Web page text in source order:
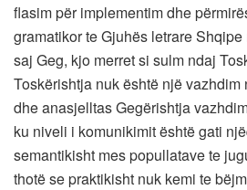
flasim për implementim dhe
gramatikor te Gjuhës letrare
saj Geg, kjo merret si sulm ndaj
Toskërishtja nuk është një vazhdim
dhe anasjelltas Gegërishtja
ku niveli i komunikimit është gati
semantikisht mes popullatave te
thotë se praktikisht nuk kemi te